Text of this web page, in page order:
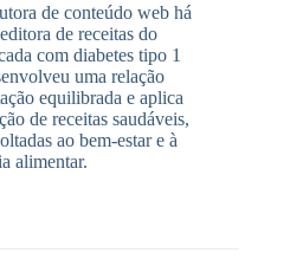
de conteúdo web há
de receitas do
com diabetes tipo 1
uma relação
equilibrada e aplica
de receitas saudáveis,
ao bem-estar e à
alimentar.